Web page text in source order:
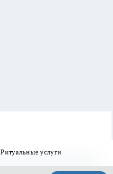
Ритуальные услуги